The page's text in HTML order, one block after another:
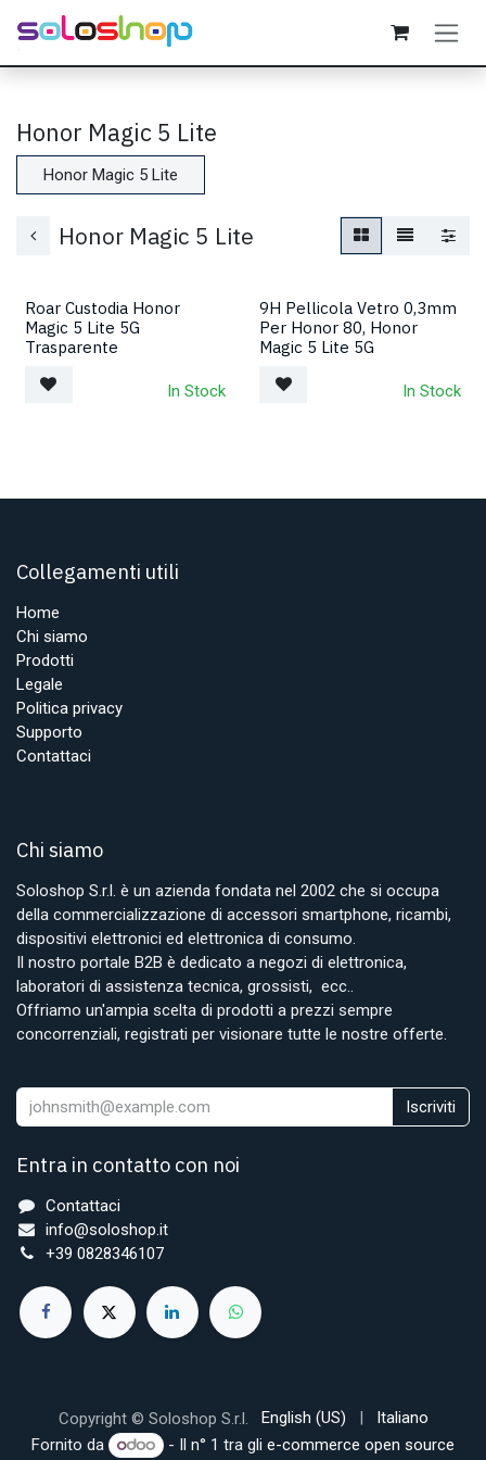
Passa al contenuto
Honor Magic 5 Lite
Honor Magic 5 Lite
Honor Magic 5 Lite
Roar Custodia Honor
Magic 5 Lite 5G
Trasparente
In Stock
9H Pellicola Vetro 0,3mm
Per Honor 80, Honor
Magic 5 Lite 5G
In Stock
Collegamenti utili
Home
Chi siamo
Prodotti
Legale
Politica privacy
Supporto
Contattaci
Chi siamo
Soloshop S.r.l. è un azienda fondata nel 2002 che si occupa
della commercializzazione di accessori smartphone, ricambi,
dispositivi elettronici ed elettronica di consumo.
Il nostro portale B2B è dedicato a negozi di elettronica,
laboratori di assistenza tecnica, grossisti, ecc..
Offriamo un'ampia scelta di prodotti a prezzi sempre
concorrenziali, registrati per visionare tutte le nostre offerte.
Iscriviti
Entra in contatto con noi
Contattaci
info@soloshop.it
+39 0828346107
Copyright © Soloshop S.r.l. English (US) |
Italiano
Fornito da
- Il n° 1 tra glie-commerce open source